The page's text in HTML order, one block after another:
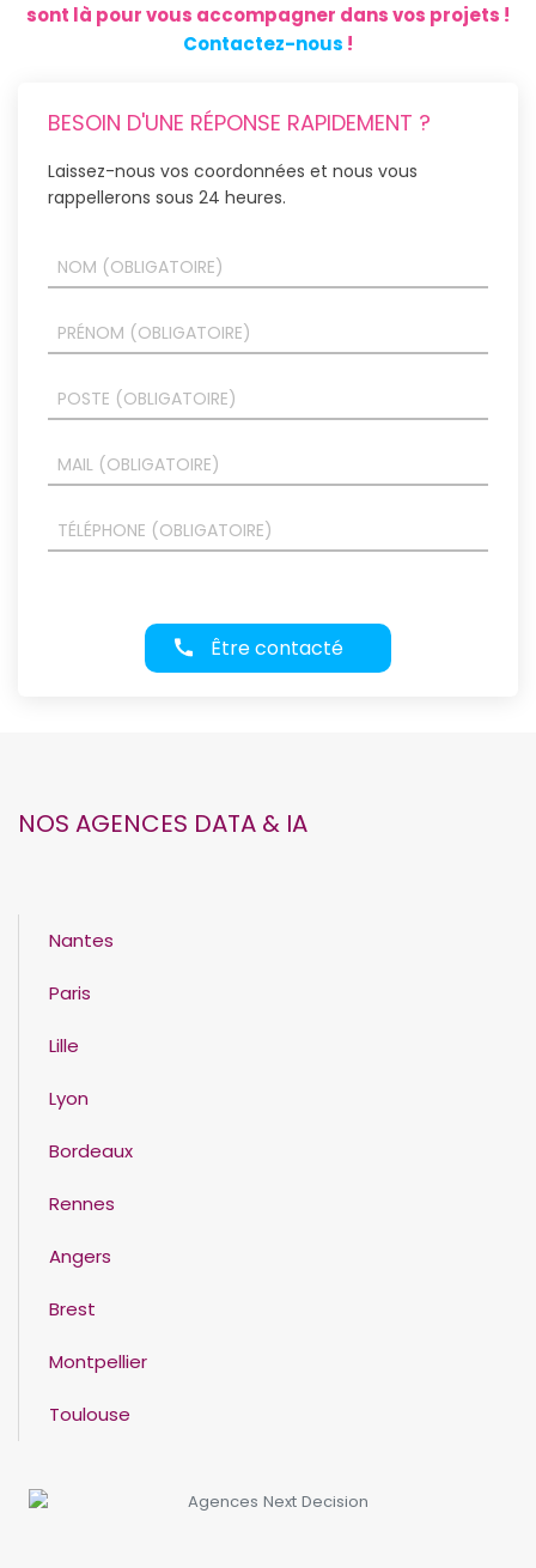
sont là pour vous accompagner dans vos projets !
Contactez-nous !
BESOIN D'UNE RÉPONSE RAPIDEMENT ?
Laissez-nous vos coordonnées et nous vous
rappellerons sous 24 heures.
Être contacté
NOS AGENCES DATA & IA
Nantes
Paris
Lille
Lyon
Bordeaux
Rennes
Angers
Brest
Montpellier
Toulouse